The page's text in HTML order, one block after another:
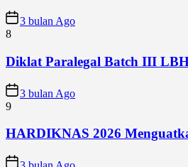
3 bulan Ago
8
Diklat Paralegal Batch III
3 bulan Ago
9
HARDIKNAS 2026